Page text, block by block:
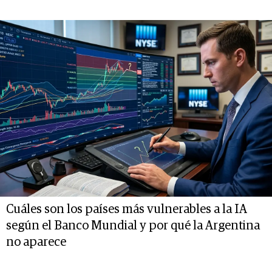
Cuáles son los países más vulnerables a la IA
según el Banco Mundial y por qué la Argentina
no aparece